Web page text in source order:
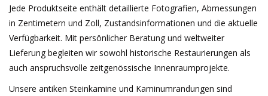
Jede Produktseite enthält detaillierte Fotografien, Abmessungen
in Zentimetern und Zoll, Zustandsinformationen und die aktuelle
Verfügbarkeit. Mit persönlicher Beratung und weltweiter
Lieferung begleiten wir sowohl historische Restaurierungen als
auch anspruchsvolle zeitgenössische Innenraumprojekte.
Unsere antiken Steinkamine und Kaminumrandungen sind